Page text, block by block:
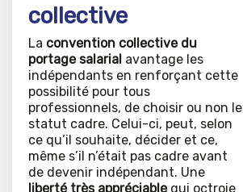
collective
La convention collective du
portage salarial avantage les
indépendants en renforçant cette
possibilité pour tous
professionnels, de choisir ou non le
statut cadre. Celui-ci, peut, selon
ce qu’il souhaite, décider et ce,
même s’il n’était pas cadre avant
de devenir indépendant. Une
liberté très appréciablequi octroie